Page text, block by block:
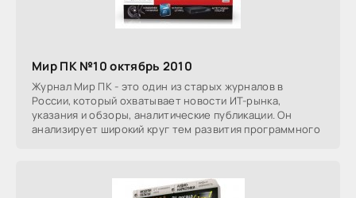
Мир ПК №10 октябрь 2010
Журнал Мир ПК - это один из старых журналов в
России, который охватывает новости ИТ-рынка,
указания и обзоры, аналитические публикации. Он
анализирует широкий круг тем развития программного